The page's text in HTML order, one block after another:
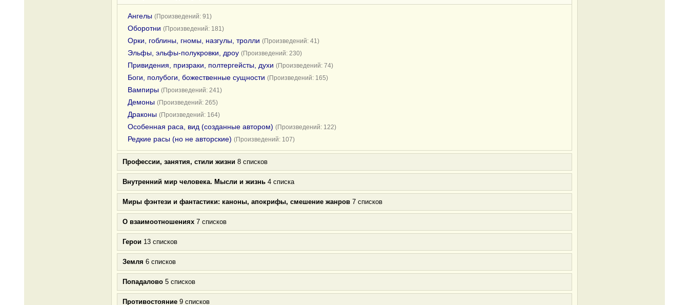
Ангелы (Произведений: 91)
Оборотни (Произведений: 181)
Орки, гоблины, гномы, назгулы, тролли (Произведений: 41)
Эльфы, эльфы-полукровки, дроу (Произведений: 230)
Привидения, призраки, полтергейсты, духи (Произведений: 74)
Боги, полубоги, божественные сущности (Произведений: 165)
Вампиры (Произведений: 241)
Демоны (Произведений: 265)
Драконы (Произведений: 164)
Особенная раса, вид (созданные автором) (Произведений: 122)
Редкие расы (но не авторские) (Произведений: 107)
Профессии, занятия, стили жизни 8 списков
Внутренний мир человека. Мысли и жизнь 4 списка
Миры фэнтези и фантастики: каноны, апокрифы, смешение жанров 7 списков
О взаимоотношениях 7 списков
Герои 13 списков
Земля 6 списков
Попадалово 5 списков
Противостояние 9 списков